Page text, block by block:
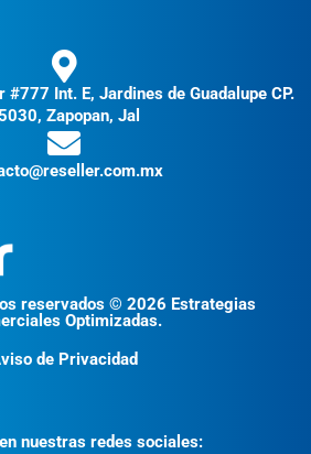
Int. E, Jardines de Guadalupe CP.
Zapopan, Jal
reservados © 2026 Estrategias
Optimizadas.
de Privacidad
nuestras redes sociales: